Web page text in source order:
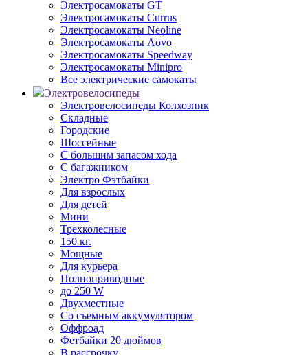
Электросамокаты GT
Электросамокаты Currus
Электросамокаты Neoline
Электросамокаты Aovo
Электросамокаты Speedway
Электросамокаты Minipro
Все электрические самокаты
Электровелосипеды
Электровелосипеды Колхозник
Складные
Городские
Шоссейные
С большим запасом хода
С багажником
Электро Фэтбайки
Для взрослых
Для детей
Мини
Трехколесные
150 кг.
Мощные
Для курьера
Полноприводные
до 250 W
Двухместные
Со съемным аккумулятором
Оффроад
Фетбайки 20 дюймов
В рассрочку